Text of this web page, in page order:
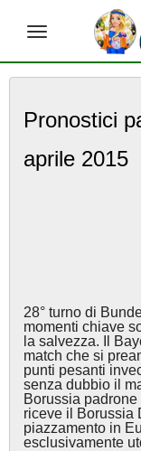
Pronostici
aprile 2015
28° turno di
momenti chiave
la salvezza. Il
match che si
punti pesanti
senza dubbio il
Borussia
riceve il Borussia
piazzamento in
esclusivamente